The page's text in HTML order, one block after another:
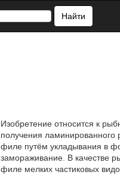
Найти
Изобретение относится к
получения
филе путём укладывания в
замораживание. В качестве
филе мелких частиковых